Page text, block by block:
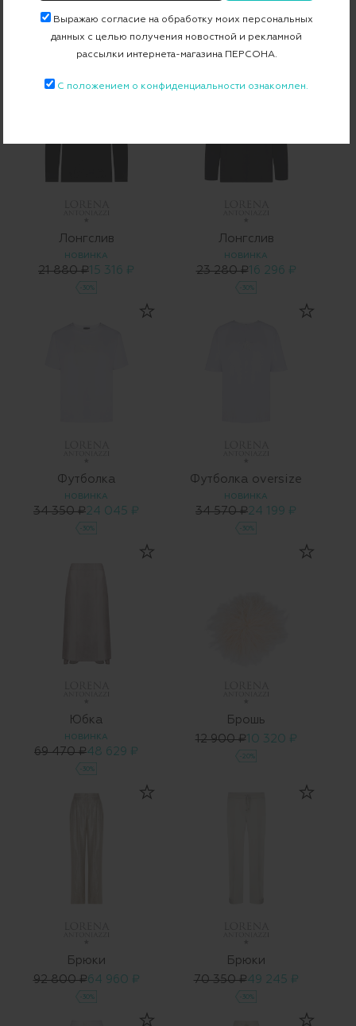
Лонгслив
НОВИНКА
21 880 ₽15 316 ₽
-30%
Лонгслив
НОВИНКА
23 280 ₽16 296 ₽
-30%
Футболка
НОВИНКА
34 350 ₽24 045 ₽
-30%
Футболка oversize
НОВИНКА
34 570 ₽24 199 ₽
-30%
Юбка
НОВИНКА
69 470 ₽48 629 ₽
-30%
Брошь
12 900 ₽10 320 ₽
-20%
Брюки
92 800 ₽64 960 ₽
-30%
Брюки
70 350 ₽49 245 ₽
-30%
Выражаю согласие на обработку моих персональных
данных с целью получения новостной и рекламной
рассылки интернета-магазина ПЕРСОНА.
С положением о конфиденциальности ознакомлен.